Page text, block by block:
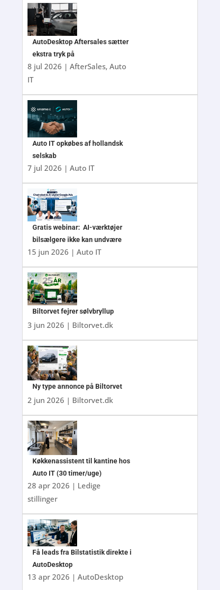
AutoDesktop Aftersales sætter
ekstra tryk på
8 jul 2026 | AfterSales, Auto
IT
Auto IT opkøbes af hollandsk
selskab
7 jul 2026 | Auto IT
Gratis webinar: AI-værktøjer
bilsælgere ikke kan undvære
15 jun 2026 | Auto IT
Biltorvet fejrer sølvbryllup
3 jun 2026 | Biltorvet.dk
Ny type annonce på Biltorvet
2 jun 2026 | Biltorvet.dk
Køkkenassistent til kantine hos
Auto IT (30 timer/uge)
28 apr 2026 | Ledige
stillinger
Få leads fra Bilstatistik direkte i
AutoDesktop
13 apr 2026 | AutoDesktop